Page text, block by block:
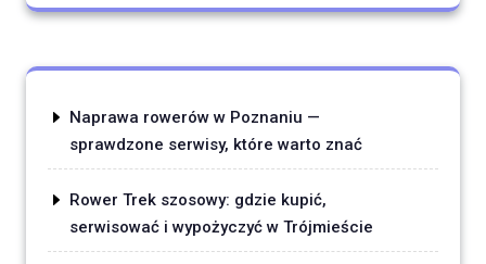
Naprawa rowerów w Poznaniu —
sprawdzone serwisy, które warto znać
Rower Trek szosowy: gdzie kupić,
serwisować i wypożyczyć w Trójmieście